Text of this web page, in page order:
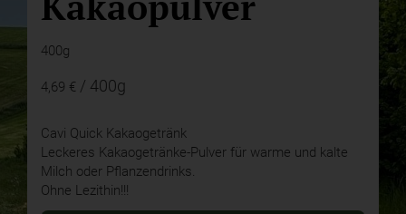
400g
4,69 € / 400g
Cavi Quick Kakaogetränk
Leckeres Kakaogetränke-Pulver für warme und kalte
Milch oder Pflanzendrinks.
Ohne Lezithin!!!